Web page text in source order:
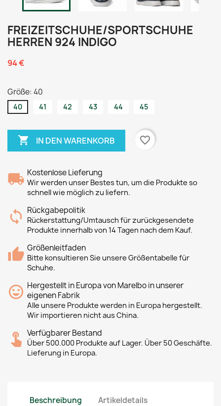
FREIZEITSCHUHE/SPORTSCHUHE
HERREN 924 INDIGO
94 €
Größe: 40
40 41 42 43 44 45
 IN DEN WARENKORB favorite_border
Kostenlose Lieferung
Wir werden unser Bestes tun, um die Produkte so
schnell wie möglich zu liefern.
Rückgabepolitik
Rückerstattung/Umtausch für zurückgesendete
Produkte innerhalb von 14 Tagen nach dem Kauf.
Größenleitfaden
Bitte konsultieren Sie unsere Größentabelle für
Schuhe.
Hergestellt in Europa von Marelbo in unserer
eigenen Fabrik
Alle unsere Produkte werden in Europa hergestellt.
Wir importieren nicht aus China.
Verfügbarer Bestand
Über 500.000 Produkte auf Lager. Über 50 Geschäfte.
Lieferung in Europa.
Beschreibung Artikeldetails